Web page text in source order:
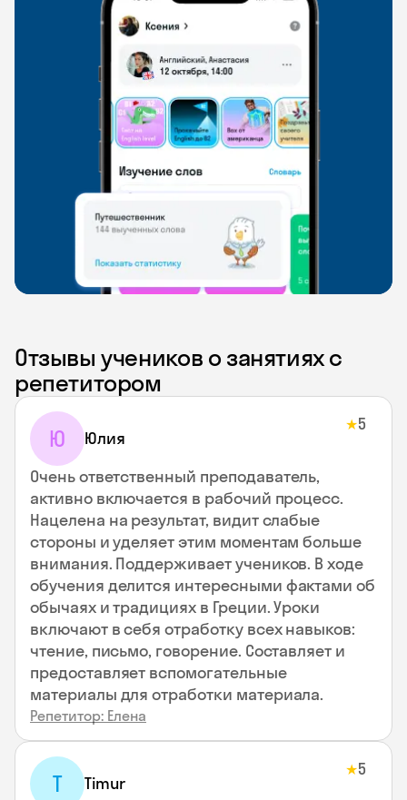
Отзывы учеников о занятиях с
репетитором
Ю Юлия
★5
Очень ответственный преподаватель,
активно включается в рабочий процесс.
Нацелена на результат, видит слабые
стороны и уделяет этим моментам больше
внимания. Поддерживает учеников. В ходе
обучения делится интересными фактами об
обычаях и традициях в Греции. Уроки
включают в себя отработку всех навыков:
чтение, письмо, говорение. Составляет и
предоставляет вспомогательные
материалы для отработки материала.
Репетитор: Елена
T Timur
★5